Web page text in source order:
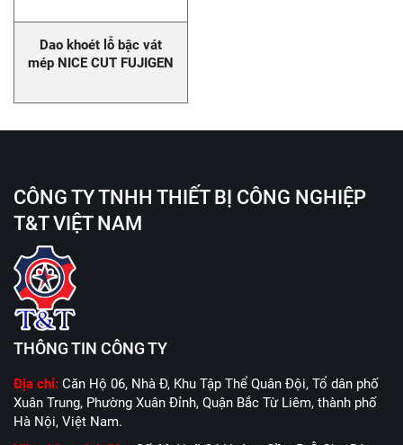
Dao khoét lỗ bậc vát
mép NICE CUT FUJIGEN
CÔNG TY TNHH THIẾT BỊ CÔNG NGHIỆP
T&T VIỆT NAM
THÔNG TIN CÔNG TY
Địa chỉ: Căn Hộ 06, Nhà Đ, Khu Tập Thể Quân Đội, Tổ dân phố
Xuân Trung, Phường Xuân Đỉnh, Quận Bắc Từ Liêm, thành phố
Hà Nội, Việt Nam.